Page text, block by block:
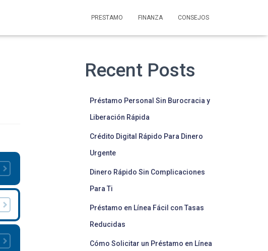
PRESTAMO FINANZA CONSEJOS
Recent Posts
Préstamo Personal Sin Burocracia y
Liberación Rápida
Crédito Digital Rápido Para Dinero
Urgente
Dinero Rápido Sin Complicaciones
Para Ti
Préstamo en Línea Fácil con Tasas
Reducidas
Cómo Solicitar un Préstamo en Línea